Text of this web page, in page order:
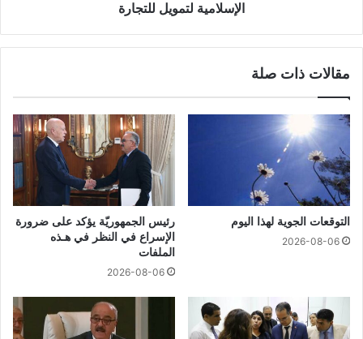
الإسلامية لتمويل للتجارة
مقالات ذات صلة
التوقعات الجوية لهذا اليوم
2026-08-06
رئيس الجمهوريّة يؤكد على ضرورة
الإسراع في النظر في هـذه
الملفات
2026-08-06